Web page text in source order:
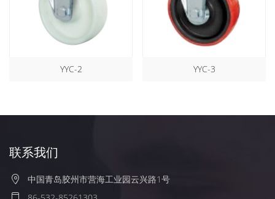
YYC-2 YYC-3
联系我们
中国青岛胶州市营海工业园云兴路1号